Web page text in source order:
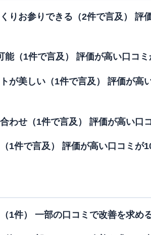
りお参りできる（2件で言及） 評
（1件で言及） 評価が高い口コミ
が美しい（1件で言及） 評価が高
わせ（1件で言及） 評価が高い口
1件で言及） 評価が高い口コミが
1件） 一部の口コミで改善を求め